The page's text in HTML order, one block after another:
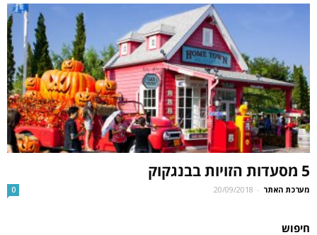
5 מסעדות הזויות בבנגקוק
מערכת האתר -
20/09/2018
0
חיפוש